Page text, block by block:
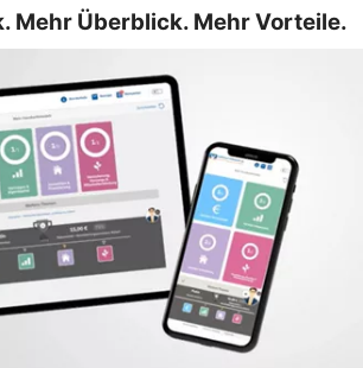
Mehr Überblick. Mehr Vorteile.